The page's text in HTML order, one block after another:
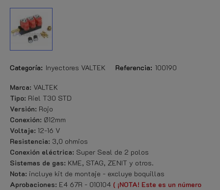
Categoría: Inyectores VALTEK Referencia: 100190
Marca: VALTEK
Tipo: Riel T30 STD
Versión: Rojo
Conexión: Ø12mm
Voltaje: 12-16 V
Resistencia: 3,0 ohmios
Conexión eléctrica: Super Seal de 2 polos
Sistemas de gas: KME, STAG, ZENIT y otros.
Nota: incluye kit de montaje - excluye boquillas
Aprobaciones: E4 67R - 010104 ( ¡NOTA! Este es un número